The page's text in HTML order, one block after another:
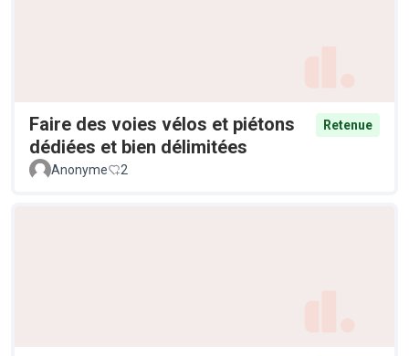
Faire des voies vélos et piétons
dédiées et bien délimitées
Retenue
Anonyme 2